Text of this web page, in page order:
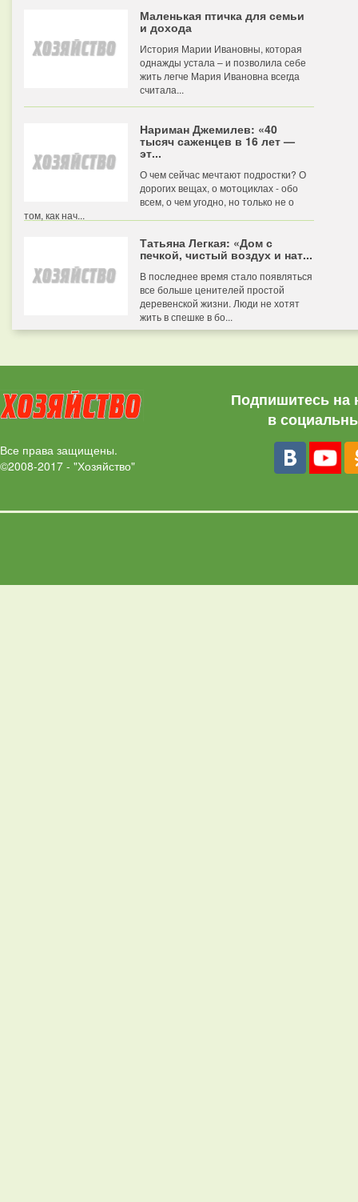
Маленькая птичка для семьи
и дохода
История Марии Ивановны, которая
однажды устала – и позволила себе
жить легче Мария Ивановна всегда
считала...
Нариман Джемилев: «40
тысяч саженцев в 16 лет —
эт...
О чем сейчас мечтают подростки? О
дорогих вещах, о мотоциклах - обо
всем, о чем угодно, но только не о
том, как нач...
Татьяна Легкая: «Дом с
печкой, чистый воздух и нат...
В последнее время стало появляться
все больше ценителей простой
деревенской жизни. Люди не хотят
жить в спешке в бо...
Все права защищены.
©2008-2017 - "Хозяйство"
Подпишитесь на
в